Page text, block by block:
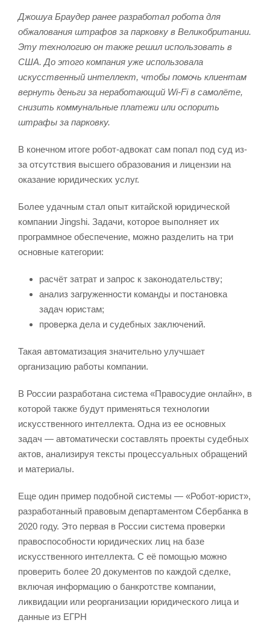
Джошуа Браудер ранее разработал робота для
обжалования штрафов за парковку в Великобритании.
Эту технологию он также решил использовать в
США. До этого компания уже использовала
искусственный интеллект, чтобы помочь клиентам
вернуть деньги за неработающий Wi-Fi в самолёте,
снизить коммунальные платежи или оспорить
штрафы за парковку.
В конечном итоге робот-адвокат сам попал под суд из-
за отсутствия высшего образования и лицензии на
оказание юридических услуг.
Более удачным стал опыт китайской юридической
компании Jingshi. Задачи, которое выполняет их
программное обеспечение, можно разделить на три
основные категории:
расчёт затрат и запрос к законодательству;
анализ загруженности команды и постановка
задач юристам;
проверка дела и судебных заключений.
Такая автоматизация значительно улучшает
организацию работы компании.
В России разработана система «Правосудие онлайн», в
которой также будут применяться технологии
искусственного интеллекта. Одна из ее основных
задач — автоматически составлять проекты судебных
актов, анализируя тексты процессуальных обращений
и материалы.
Еще один пример подобной системы — «Робот-юрист»,
разработанный правовым департаментом Сбербанка в
2020 году. Это первая в России система проверки
правоспособности юридических лиц на базе
искусственного интеллекта. С её помощью можно
проверить более 20 документов по каждой сделке,
включая информацию о банкротстве компании,
ликвидации или реорганизации юридического лица и
данные из ЕГРН